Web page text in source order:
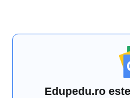
Edupedu.ro